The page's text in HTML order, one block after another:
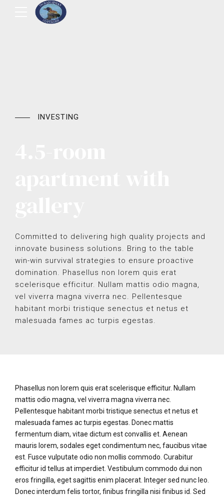
INVESTING
Committed to delivering high quality projects and
innovate business solutions. Bring to the table
win-win survival strategies to ensure proactive
domination. Phasellus non lorem quis erat
scelerisque efficitur. Nullam mattis odio magna,
vel viverra magna viverra nec. Pellentesque
habitant morbi tristique senectus et netus et
malesuada fames ac turpis egestas.
Phasellus non lorem quis erat scelerisque efficitur. Nullam
mattis odio magna, vel viverra magna viverra nec.
Pellentesque habitant morbi tristique senectus et netus et
malesuada fames ac turpis egestas. Donec mattis
fermentum diam, vitae dictum est convallis et. Aenean
mauris lorem, sodales eget condimentum nec, faucibus vitae
est. Fusce vulputate odio non mollis commodo. Curabitur
efficitur id tellus at imperdiet. Vestibulum commodo dui non
eros fringilla, eget sagittis enim placerat. Integer sed nunc leo.
Donec interdum felis tortor, finibus fringilla nisi finibus id. Sed